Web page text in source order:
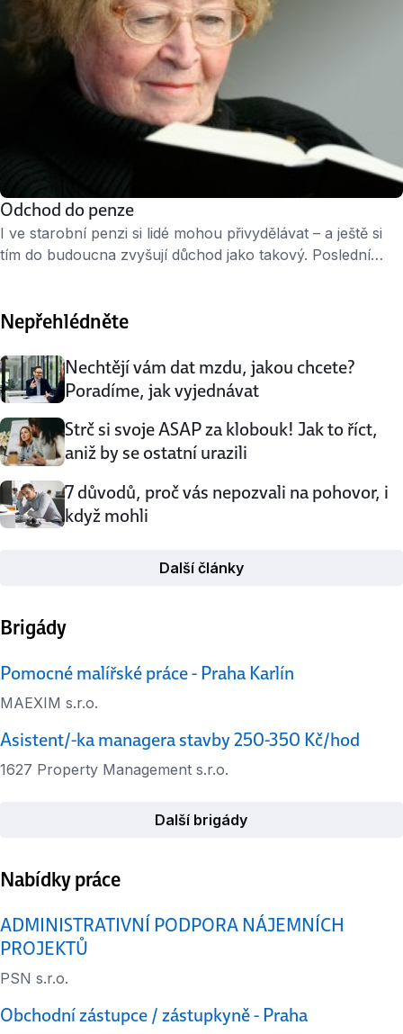
Odchod do penze
I ve starobní penzi si lidé mohou přivydělávat – a ještě si
tím do budoucna zvyšují důchod jako takový. Poslední
O starobní důchod se žádá na okresní správě sociálního
i …
Nepřehlédněte
Nechtějí vám dat mzdu, jakou chcete?
Poradíme, jak vyjednávat
Strč si svoje ASAP za klobouk! Jak to říct,
aniž by se ostatní urazili
7 důvodů, proč vás nepozvali na pohovor, i
když mohli
Další články
Brigády
Pomocné malířské práce - Praha Karlín
MAEXIM s.r.o.
Asistent/-ka managera stavby 250-350 Kč/hod
1627 Property Management s.r.o.
Další brigády
Nabídky práce
ADMINISTRATIVNÍ PODPORA NÁJEMNÍCH
PROJEKTŮ
PSN s.r.o.
Obchodní zástupce / zástupkyně - Praha